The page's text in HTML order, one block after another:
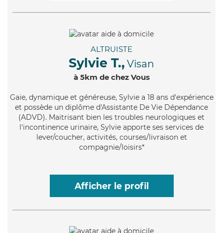
ALTRUISTE
Sylvie T., Visan
à 5km de chez Vous
Gaie, dynamique et généreuse, Sylvie a 18 ans d'expérience
et possède un diplôme d'Assistante De Vie Dépendance
(ADVD). Maitrisant bien les troubles neurologiques et
l'incontinence urinaire, Sylvie apporte ses services de
lever/coucher, activités, courses/livraison et
compagnie/loisirs*
Afficher le profil